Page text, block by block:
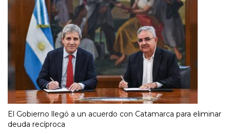
El Gobierno llegó a un acuerdo con Catamarca para eliminar
deuda recíproca